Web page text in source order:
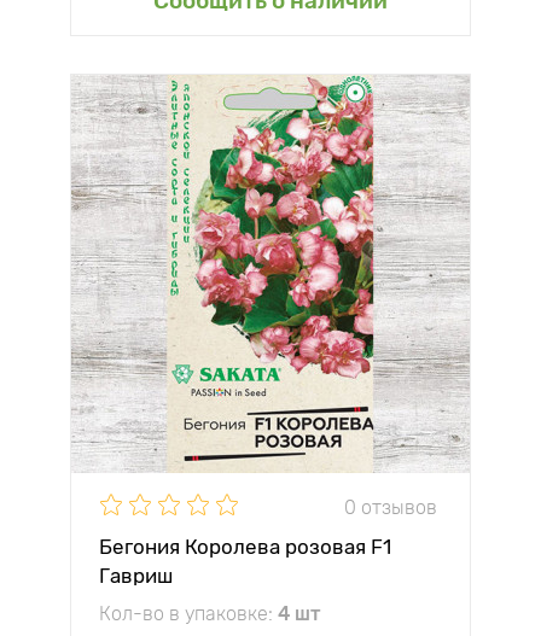
0 отзывов
Бегония Королева розовая F1
Гавриш
Кол-во в упаковке: 4 шт